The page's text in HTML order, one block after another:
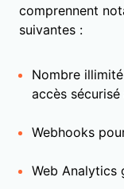
comprennent
suivantes :
Nombre
accès
Webhooks
Web Analytics